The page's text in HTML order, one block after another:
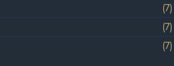
(7)
(7)
(7)